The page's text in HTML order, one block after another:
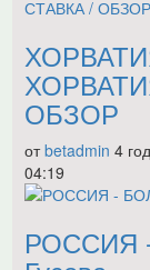
ОБЗОР
отbetadmin 4
04:19
РОССИЯ